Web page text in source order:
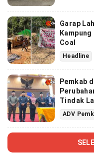
Garap
Coal
Headline
Pemkab
Tindak
ADV